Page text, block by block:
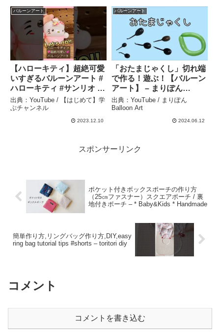
Balloon Art Kanesan
バルーンアート
【ハローキティ】超絶可愛
いすぎるバルーンアート #
ハローキティ #サンリオ #
ショート – 【はじめて】学
ぶチャンネル
出典：YouTube / 【はじめて】学
ぶチャンネル
2023.12.10
バルーンアート
「おたまじゃくし」切れ端
で作る！遊ぶ！【バルーン
アート】 – まりぽん
Balloon Art
出典：YouTube / まりぽん
Balloon Art
2024.06.12
スポンサーリンク
ポケット付きボックスポーチの作り方
（25㎝ファスナー）スクエアポーチ / 裏
地付きポーチ – * Baby&Kids * Handmade
簡単作り方,リングバッグ作り方,DIY,easy
ring bag tutorial tips #shorts – toritori diy
コメント
コメントを書き込む